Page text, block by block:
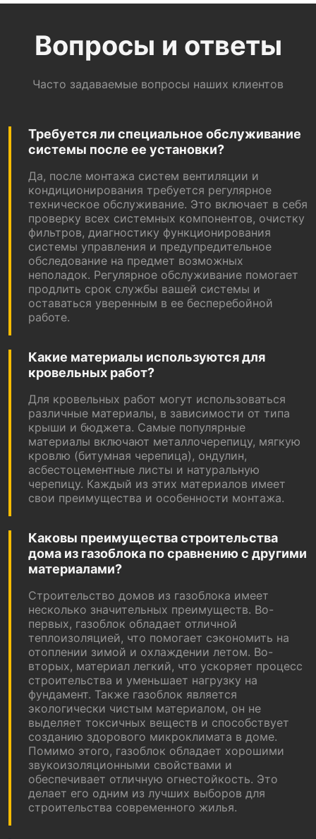
Вопросы и ответы
Часто задаваемые вопросы наших клиентов
Требуется ли специальное обслуживание
системы после ее установки?
Да, после монтажа систем вентиляции и
кондиционирования требуется регулярное
техническое обслуживание. Это включает в себя
проверку всех системных компонентов, очистку
фильтров, диагностику функционирования
системы управления и предупредительное
обследование на предмет возможных
неполадок. Регулярное обслуживание помогает
продлить срок службы вашей системы и
оставаться уверенным в ее бесперебойной
работе.
Какие материалы используются для
кровельных работ?
Для кровельных работ могут использоваться
различные материалы, в зависимости от типа
крыши и бюджета. Самые популярные
материалы включают металлочерепицу, мягкую
кровлю (битумная черепица), ондулин,
асбестоцементные листы и натуральную
черепицу. Каждый из этих материалов имеет
свои преимущества и особенности монтажа.
Каковы преимущества строительства
дома из газоблока по сравнению с другими
материалами?
Строительство домов из газоблока имеет
несколько значительных преимуществ. Во-
первых, газоблок обладает отличной
теплоизоляцией, что помогает сэкономить на
отоплении зимой и охлаждении летом. Во-
вторых, материал легкий, что ускоряет процесс
строительства и уменьшает нагрузку на
фундамент. Также газоблок является
экологически чистым материалом, он не
выделяет токсичных веществ и способствует
созданию здорового микроклимата в доме.
Помимо этого, газоблок обладает хорошими
звукоизоляционными свойствами и
обеспечивает отличную огнестойкость. Это
делает его одним из лучших выборов для
строительства современного жилья.